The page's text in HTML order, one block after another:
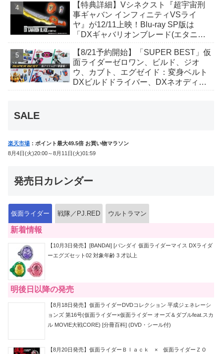
【特典詳細】Vシネクスト『超宇宙刑
事ギャバン インフィニティVSライ
ヤ』が12/11上映！Blu-ray SP版は
「DXギャバリオンブレード(エタニテ
か豪華特典付き！
【8/21予約開始】「SUPER BEST」仮
面ライダーゼロワン、ビルド、ジオ
ウ、カブト、エグゼイド：変身ベルト
DXビルドドライバー、DXネオディケ
SALE
楽天市場 ：ポイント最大49.5倍 お買い物マラソン
8月4日(火)20:00～8月11日(火)01:59
発売日カレンダー
仮面ライダー 戦隊／PJ.RED ウルトラマン
新着情報
【10月3日発売】[BANDAI] [バンダイ 仮面ライダーマイス DXライダ
ーエグズセット02 対象年齢 3 才以上
明後日以降の発売
【8月18日発売】仮面ライダーDVDコレクション 平成ジェネレーシ
ョンズ 第16号(仮面ライダー×仮面ライダー オーズ＆ダブルfeat.スカ
ル MOVIE大戦CORE) [分冊百科] (DVD・シール付)
【8月20日発売】仮面ライダーＢｌａｃｋ × 仮面ライダーＺＯ